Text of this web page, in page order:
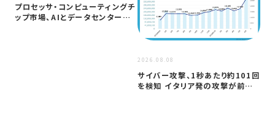
プロセッサ・コンピューティングチ
ップ市場、AIとデータセンター需
2026.08.08
サイバー攻撃、1秒あたり約101回
を検知 イタリア発の攻撃が前年